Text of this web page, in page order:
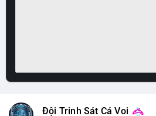
Đội Trinh Sát Cá Voi